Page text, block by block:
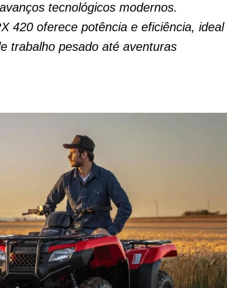
tecnológicos modernos.
420 oferece potência e eficiência, ideal
trabalho pesado até aventuras